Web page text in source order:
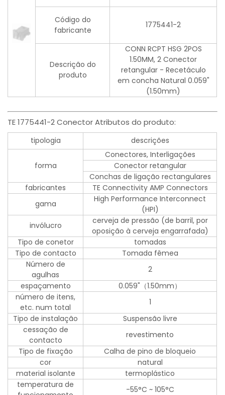
Código do
fabricante
1775441-2
Descrição do
produto
CONN RCPT HSG 2POS
1.50MM, 2 Conector
retangular - Recetáculo
em concha Natural 0.059"
(1.50mm)
TE 1775441-2 Conector Atributos do produto:
tipologia descrições
forma
Conectores, Interligações
Conector retangular
Conchas de ligação rectangulares
fabricantes
TE Connectivity AMP Connectors
gama
High Performance Interconnect
(HPI)
invólucro
cerveja de pressão (de barril, por
oposição à cerveja engarrafada)
Tipo de conetor
tomadas
Tipo de contacto
Tomada fêmea
Número de
agulhas
2
espaçamento
0.059"（1.50mm）
número de itens,
etc. num total
1
Tipo de instalação
Suspensão livre
cessação de
contacto
revestimento
Tipo de fixação
Calha de pino de bloqueio
cor
natural
material isolante
termoplástico
temperatura de
-55°C ~ 105°C